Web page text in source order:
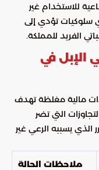
للاستخدام غير
سلوكيات تؤدي إلى
الفريد للمملكة.
الإبل في
مالية مغلظة تهدف
التي تضر
يسببه الرعي غير
ملاحظات الحالة